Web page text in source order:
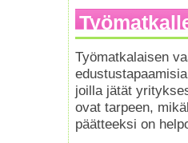
Työmatkalaisen
joilla jätät
ovat tarpeen,
päätteeksi on